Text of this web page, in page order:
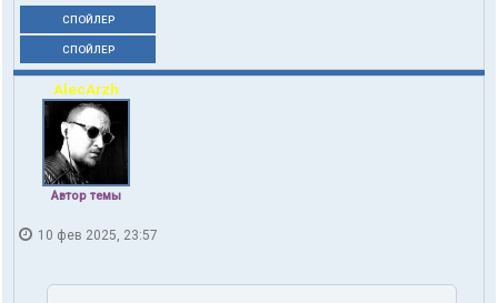
СПОЙЛЕР
СПОЙЛЕР
AlecArzh
Автор темы
10 фев 2025, 23:57